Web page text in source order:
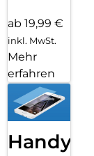
ab 19,99 €
inkl. MwSt.
Mehr
erfahren
Handy